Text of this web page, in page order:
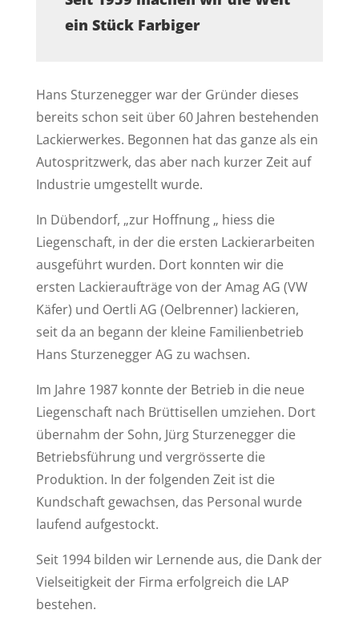
ein Stück Farbiger
Hans Sturzenegger war der Gründer dieses
bereits schon seit über 60 Jahren bestehenden
Lackierwerkes. Begonnen hat das ganze als ein
Autospritzwerk, das aber nach kurzer Zeit auf
Industrie umgestellt wurde.
In Dübendorf, „zur Hoffnung „ hiess die
Liegenschaft, in der die ersten Lackierarbeiten
ausgeführt wurden. Dort konnten wir die
ersten Lackieraufträge von der Amag AG (VW
Käfer) und Oertli AG (Oelbrenner) lackieren,
seit da an begann der kleine Familienbetrieb
Hans Sturzenegger AG zu wachsen.
Im Jahre 1987 konnte der Betrieb in die neue
Liegenschaft nach Brüttisellen umziehen. Dort
übernahm der Sohn, Jürg Sturzenegger die
Betriebsführung und vergrösserte die
Produktion. In der folgenden Zeit ist die
Kundschaft gewachsen, das Personal wurde
laufend aufgestockt.
Seit 1994 bilden wir Lernende aus, die Dank der
Vielseitigkeit der Firma erfolgreich die LAP
bestehen.